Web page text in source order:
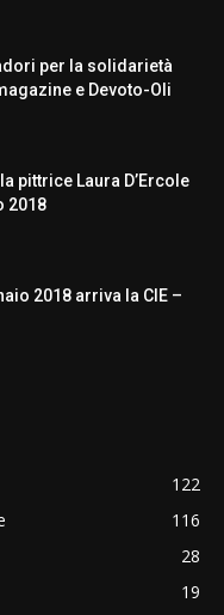
per la solidarietà
e Devoto-Oli
pittrice Laura D’Ercole
2018
2018 arriva la CIE –
122
116
28
19